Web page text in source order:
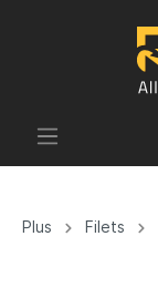
Plus Filets